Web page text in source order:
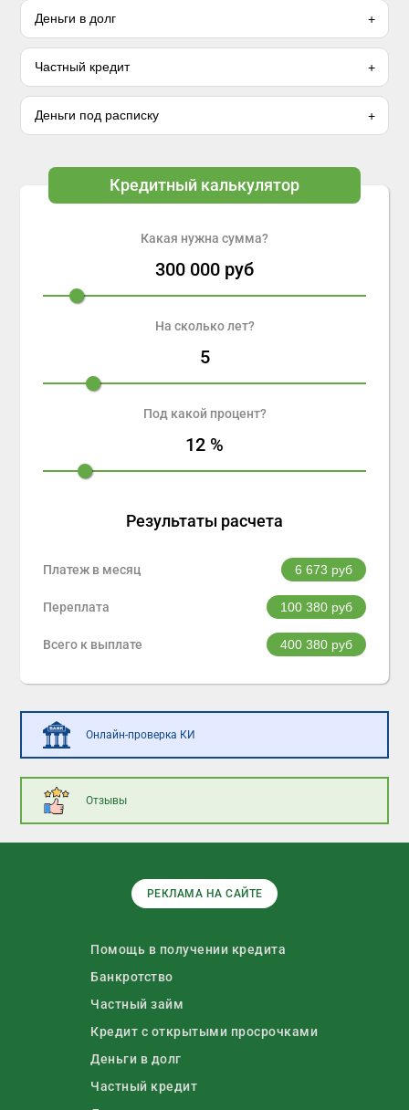
Деньги в долг
Частный кредит
Деньги под расписку
Кредитный калькулятор
Какая нужна сумма?
300 000 руб
На сколько лет?
5
Под какой процент?
12 %
Результаты расчета
Платеж в месяц 6 673 руб
Переплата 100 380руб
Всего к выплате 400 380руб
Онлайн-проверка КИ
Отзывы
РЕКЛАМА НА САЙТЕ
Помощь в получении кредита
Банкротство
Частный займ
Кредит с открытыми просрочками
Деньги в долг
Частный кредит